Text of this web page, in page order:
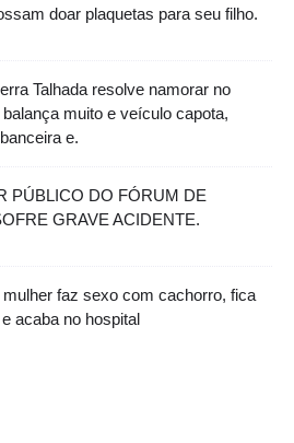
doar plaquetas para seu filho.
Talhada resolve namorar no
muito e veículo capota,
e.
PÚBLICO DO FÓRUM DE
GRAVE ACIDENTE.
faz sexo com cachorro, fica
acaba no hospital